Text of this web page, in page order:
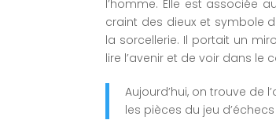
l’homme. Elle est associée
craint des dieux et symbole
la sorcellerie. Il portait un
lire l’avenir et de voir dans
Aujourd’hui, on trouve de
les pièces du jeu d’échecs